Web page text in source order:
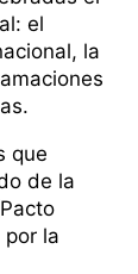
el
la
que
de la
la